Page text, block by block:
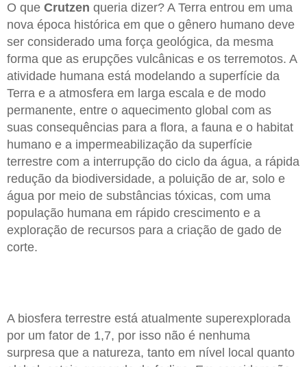
O que Crutzen queria dizer? A Terra entrou em uma
nova época histórica em que o gênero humano deve
ser considerado uma força geológica, da mesma
forma que as erupções vulcânicas e os terremotos. A
atividade humana está modelando a superfície da
Terra e a atmosfera em larga escala e de modo
permanente, entre o aquecimento global com as
suas consequências para a flora, a fauna e o habitat
humano e a impermeabilização da superfície
terrestre com a interrupção do ciclo da água, a rápida
redução da biodiversidade, a poluição de ar, solo e
água por meio de substâncias tóxicas, com uma
população humana em rápido crescimento e a
exploração de recursos para a criação de gado de
corte.
A biosfera terrestre está atualmente superexplorada
por um fator de 1,7, por isso não é nenhuma
surpresa que a natureza, tanto em nível local quanto